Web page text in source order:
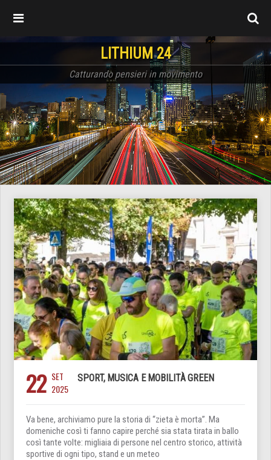
LITHIUM 24
Catturando pensieri in movimento
22 SET
2025
SPORT, MUSICA E MOBILITÀ GREEN
Va bene, archiviamo pure la storia di “zieta è morta”. Ma
domeniche così ti fanno capire perché sia stata tirata in ballo
così tante volte: migliaia di persone nel centro storico, attività
sportive di ogni tipo, stand e un meteo